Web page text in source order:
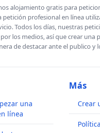
alojamiento gratis para
petición profesional en línea
Todos los días, nuestras
los medios, así que crear una
de destacar ante el publico y
una
línea
Más
Crear